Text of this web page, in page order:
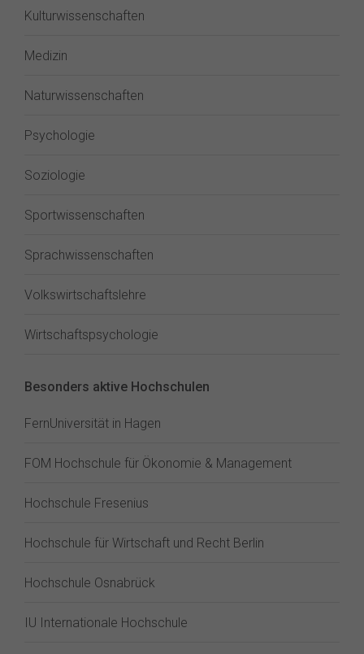
Kulturwissenschaften
Medizin
Naturwissenschaften
Psychologie
Soziologie
Sportwissenschaften
Sprachwissenschaften
Volkswirtschaftslehre
Wirtschaftspsychologie
Besonders aktive Hochschulen
FernUniversität in Hagen
FOM Hochschule für Ökonomie & Management
Hochschule Fresenius
Hochschule für Wirtschaft und Recht Berlin
Hochschule Osnabrück
IU Internationale Hochschule